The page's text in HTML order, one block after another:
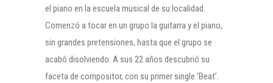
el piano en la escuela musical de su localidad.
Comenzó a tocar en un grupo la guitarra y el piano,
sin grandes pretensiones, hasta que el grupo se
acabó disolviendo. A sus 22 años descubrió su
faceta de compositor, con su primer single ‘Beat’.